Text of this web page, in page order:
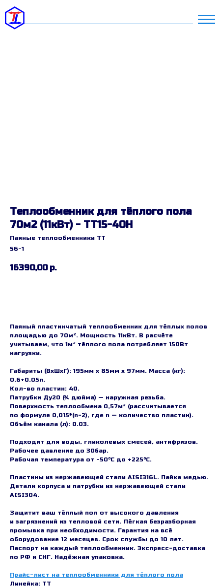
Теплообменник для тёплого пола
70м2 (11кВт) - ТТ15-40H
Паяные теплообменники TT
56-1
16390,00 р.
Паяный пластинчатый теплообменник для тёплых полов
площадью до 70м². Мощность 11кВт. В расчёте
учитываем, что 1м² тёплого пола потребляет 150Вт
нагрузки.
Габариты (ВхШхГ): 195мм х 85мм х 97мм. Масса (кг):
0.6+0.05n.
Кол-во пластин: 40.
Патрубки Ду20 (¾ дюйма) — наружная резьба.
Поверхность теплообмена 0,57м² (рассчитывается
по формуле 0,015*(n-2), где n — количество пластин).
Объём канала (л): 0.03.
Подходит для воды, гликолевых смесей, антифризов.
Рабочее давление до 30бар.
Рабочая температура от -50°C до +225°C.
Пластины из нержавеющей стали AISI316L. Пайка медью.
Детали корпуса и патрубки из нержавеющей стали
AISI304.
Защитит ваш тёплый пол от высокого давления
и загрязнений из тепловой сети. Лёгкая безразборная
промывка при необходимости. Гарантия на всё
оборудование 12 месяцев. Срок службы до 10 лет.
Паспорт на каждый теплообменник. Экспресс-доставка
по РФ и СНГ. Надёжная упаковка.
Прайс-лист на теплообменники для тёплого пола
Линейка: TT